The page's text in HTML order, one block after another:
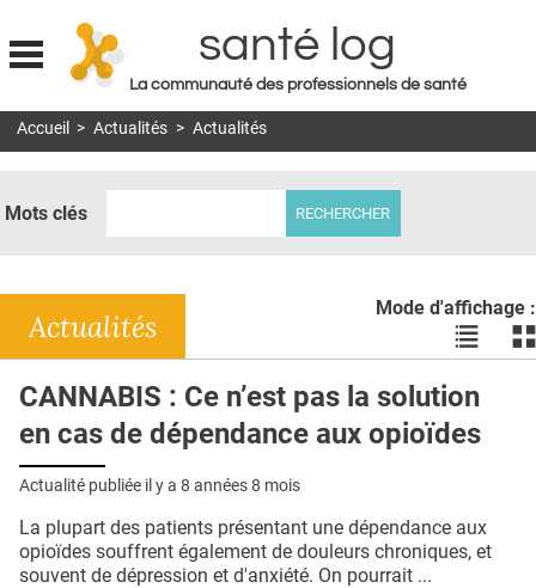
Jump to navigation
santé log
La communauté des professionnels de santé
MON COMPTE
DOSSIERS
RÉSEAUX
E-REVUE SAD
QUI SOMMES-NOUS ?
Accueil > Actualités > Actualités
Mots clés
Mode d'affichage :
Voir
les
en
liste
les
Actualités
CANNABIS : Ce n’est pas la solution
en cas de dépendance aux opioïdes
Actualité publiée il y a 8 années 8 mois
La plupart des patients présentant une dépendance aux
opioïdes souffrent également de douleurs chroniques, et
souvent de dépression et d'anxiété. On pourrait ...